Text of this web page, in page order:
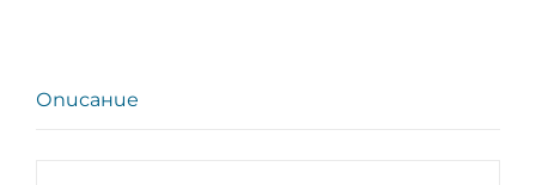
Описание